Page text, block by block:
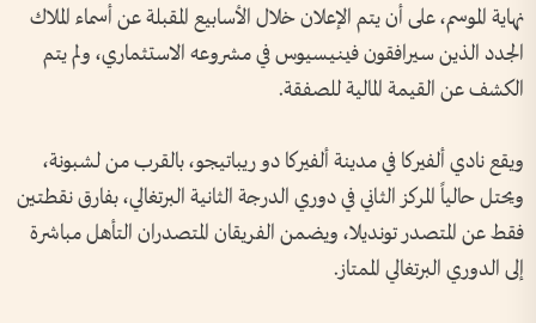
نهاية الموسم، على أن يتم الإعلان خلال الأسابيع المقبلة عن أسماء الملاك
الجدد الذين سيرافقون فينيسيوس في مشروعه الاستثماري، ولم يتم
الكشف عن القيمة المالية للصفقة.
ويقع نادي ألفيركا في مدينة ألفيركا دو ريباتيجو، بالقرب من لشبونة،
ويحتل حالياً المركز الثاني في دوري الدرجة الثانية البرتغالي، بفارق نقطتين
فقط عن المتصدر تونديلا، ويضمن الفريقان المتصدران التأهل مباشرة
إلى الدوري البرتغالي الممتاز.